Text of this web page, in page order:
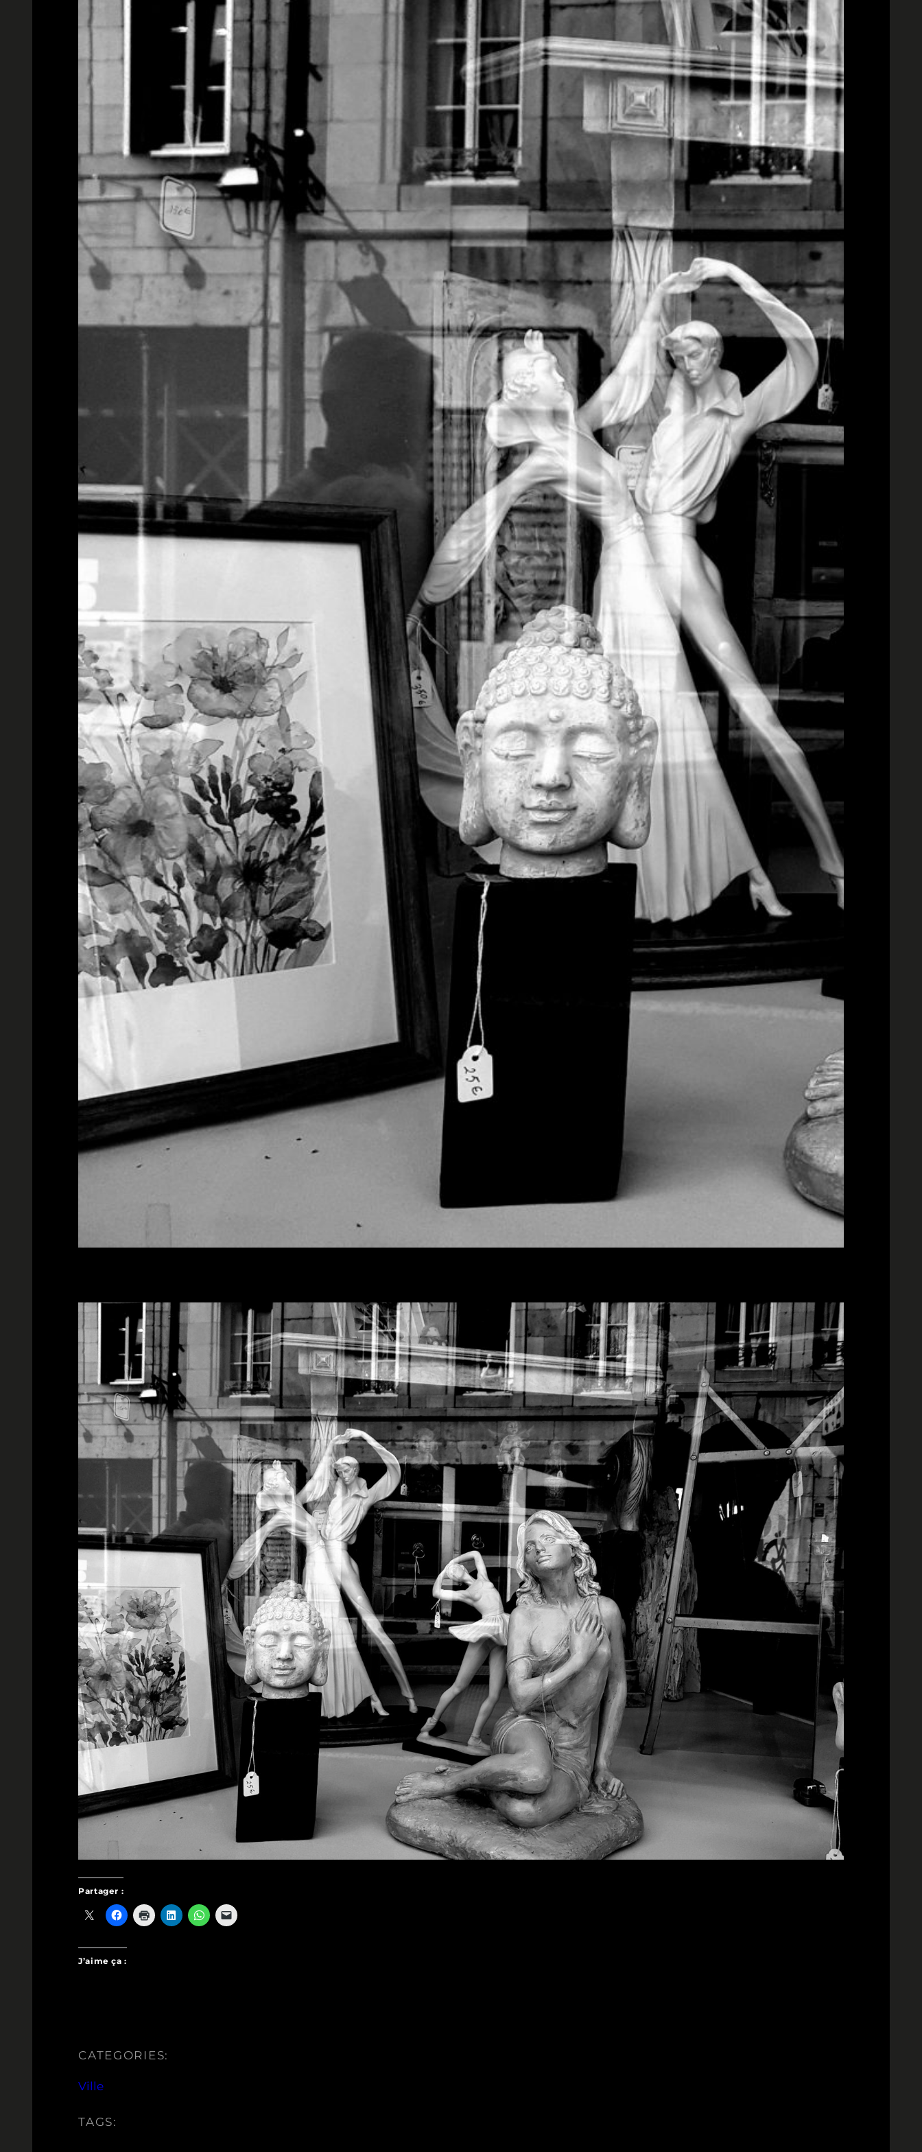
Partager :
J’aime ça :
CATEGORIES:
Ville
TAGS: